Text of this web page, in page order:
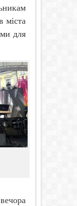
міста
для